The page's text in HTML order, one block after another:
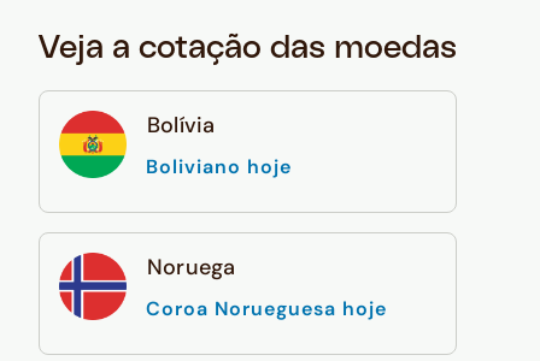
Veja a cotação das moedas
Bolívia
Boliviano hoje
Noruega
Coroa Norueguesa hoje